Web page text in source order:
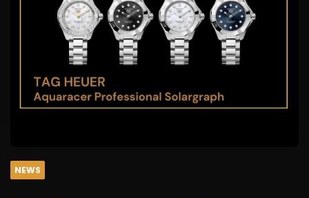
NEWS